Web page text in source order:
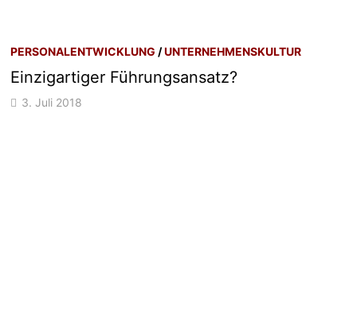
PERSONALENTWICKLUNG /UNTERNEHMENSKULTUR
Einzigartiger Führungsansatz?
3. Juli 2018